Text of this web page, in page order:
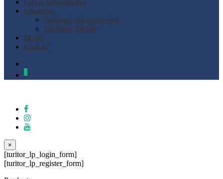
Lekcje indywidualne
Szkolenia
Szkolenia dla nauczycieli
Szkolenia TikTok
BLOG
Kontakt
×
[turitor_lp_login_form]
[turitor_lp_register_form]